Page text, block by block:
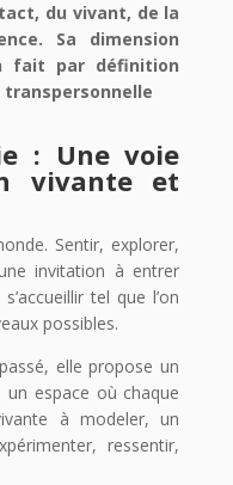
du vivant, de la
Sa dimension
fait par définition
: Une voie
vivante et
Sentir, explorer,
invitation à entrer
tel que l’on
possibles.
elle propose un
un espace où chaque
à modeler, un
ressentir,